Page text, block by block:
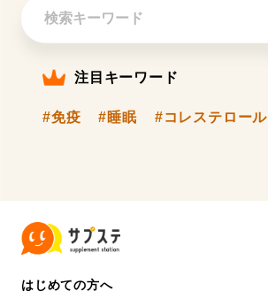
注目キーワード
#免疫 #睡眠 #コレステロール
はじめての方へ